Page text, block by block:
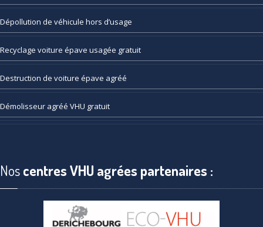
Dépollution de véhicule hors d’usage
Recyclage voiture épave usagée gratuit
Destruction de voiture épave agréé
Démolisseur agréé VHU gratuit
Noscentres VHU agrées partenaires :